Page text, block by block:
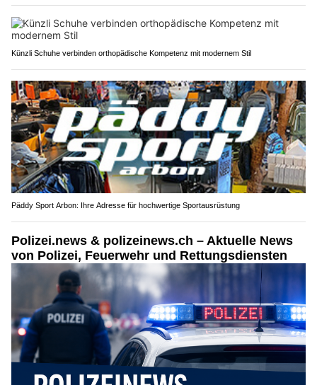
Künzli Schuhe verbinden orthopädische Kompetenz mit modernem Stil
Päddy Sport Arbon: Ihre Adresse für hochwertige Sportausrüstung
Polizei.news & polizeinews.ch – Aktuelle News
von Polizei, Feuerwehr und Rettungsdiensten